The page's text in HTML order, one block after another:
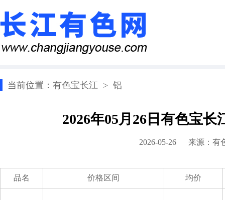
当前位置： 有色宝长江 > 铝
2026年05月26日有色宝
2026-05-26 来源： 有
品名 价格区间 均价